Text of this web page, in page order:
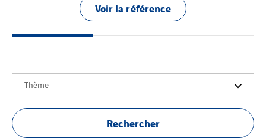
Voir la référence
Thème
Rechercher